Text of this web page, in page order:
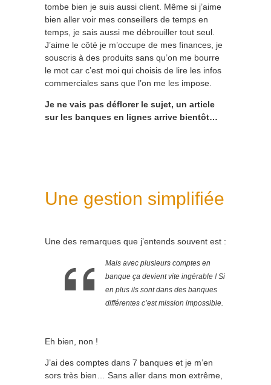
tombe bien je suis aussi client. Même si j’aime
bien aller voir mes conseillers de temps en
temps, je sais aussi me débrouiller tout seul.
J’aime le côté je m’occupe de mes finances, je
souscris à des produits sans qu’on me bourre
le mot car c’est moi qui choisis de lire les infos
commerciales sans que l’on me les impose.
Je ne vais pas déflorer le sujet, un article
sur les banques en lignes arrive bientôt…
Une gestion simplifiée
Une des remarques que j’entends souvent est :
Mais avec plusieurs comptes en
banque ça devient vite ingérable ! Si
en plus ils sont dans des banques
différentes c’est mission impossible.
Eh bien, non !
J’ai des comptes dans 7 banques et je m’en
sors très bien… Sans aller dans mon extrême,